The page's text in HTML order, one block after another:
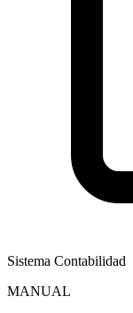
Sistema Contabilidad
MANUAL